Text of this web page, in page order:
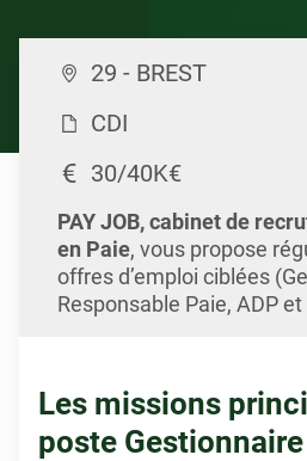
29 - BREST
CDI
30/40K€
PAY JOB, cabinet de
en Paie, vous propose
offres d’emploi ciblées
Responsable Paie, ADP et
Les missions
poste